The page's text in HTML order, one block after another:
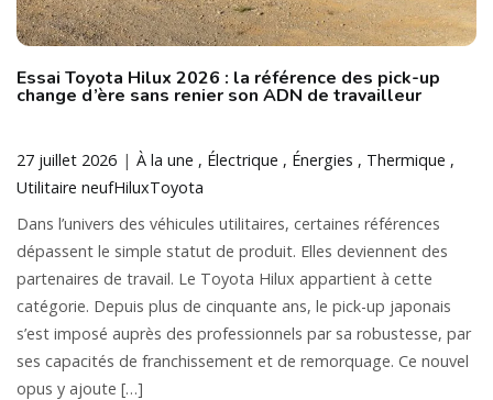
Essai Toyota Hilux 2026 : la référence des pick-up
change d’ère sans renier son ADN de travailleur
27 juillet 2026 À la une Électrique Énergies
Thermique
Utilitaire neufHiluxToyota
Dans l’univers des véhicules utilitaires, certaines références
dépassent le simple statut de produit. Elles deviennent des
partenaires de travail. Le Toyota Hilux appartient à cette
catégorie. Depuis plus de cinquante ans, le pick-up japonais
s’est imposé auprès des professionnels par sa robustesse, par
ses capacités de franchissement et de remorquage. Ce nouvel
opus y ajoute […]